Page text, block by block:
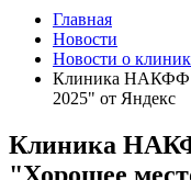
Главная
Новости
Новости о
Клиника НАКФФ -
2025" от Яндекс
Клиника